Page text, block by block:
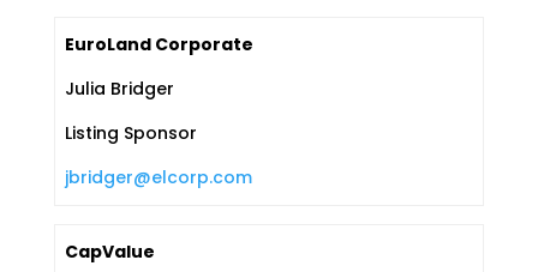
EuroLand Corporate
Julia Bridger
Listing Sponsor
jbridger@elcorp.com
CapValue